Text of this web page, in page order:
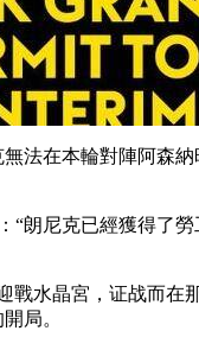
無法在本輪對陣阿森
：“朗尼克已經獲得
水晶宮，证战而在那
。